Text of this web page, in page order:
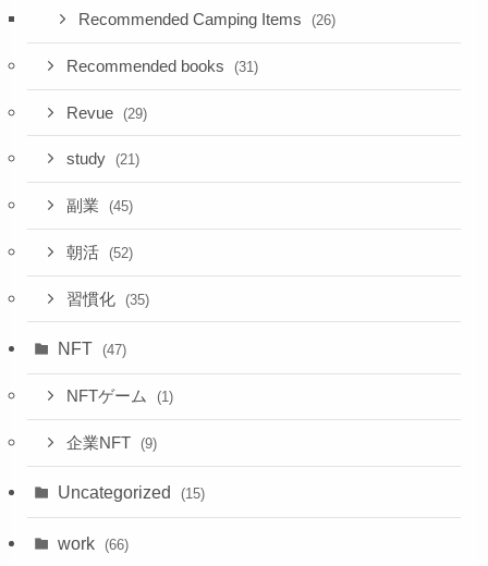
Recommended Camping Items (26)
Recommended books (31)
Revue (29)
study (21)
副業 (45)
朝活 (52)
習慣化 (35)
NFT (47)
NFTゲーム (1)
企業NFT (9)
Uncategorized (15)
work (66)